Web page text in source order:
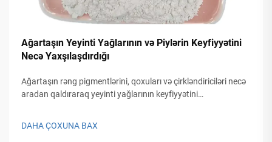
Ağartaşın Yeyinti Yağlarının və Piylərin Keyfiyyətini
Necə Yaxşılaşdırdığı
Ağartaşın rəng pigmentlərini, qoxuları və çirkləndiriciləri necə
aradan qaldıraraq yeyinti yağlarının keyfiyyətini
DAHA ÇOXUNA BAX